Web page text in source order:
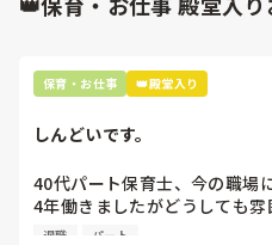
保育・お仕事 👑殿堂入り
しんどいです。
40代パート保育士、今の職場
4年働きましたがどうしても雰
退職しようと思っています。
退職 パート